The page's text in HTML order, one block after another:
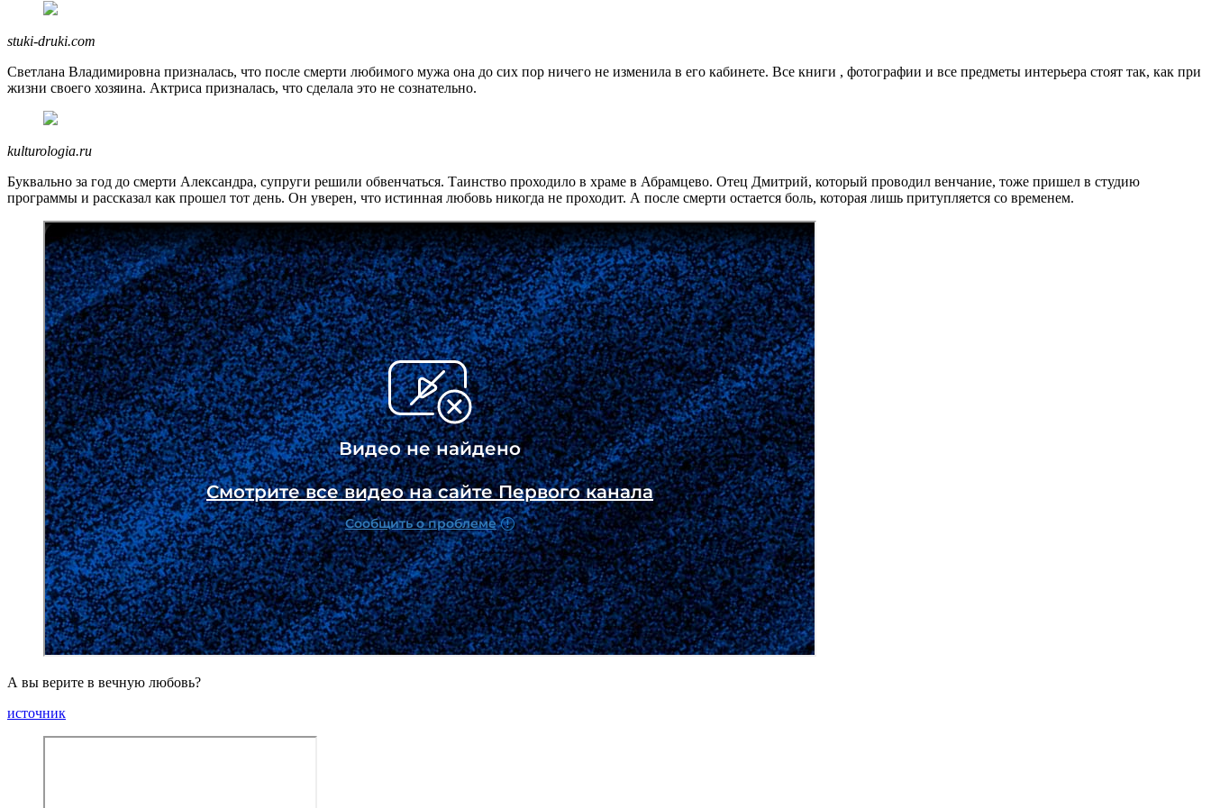
stuki-druki.com
Светлана Владимировна призналась, что после смерти любимого мужа она до сих пор ничего не изменила в его кабинете. Все книги , фотографии и все предметы интерьера стоят так, как при
жизни своего хозяина. Актриса призналась, что сделала это не сознательно.
kulturologia.ru
Буквально за год до смерти Александра, супруги решили обвенчаться. Таинство проходило в храме в Абрамцево. Отец Дмитрий, который проводил венчание, тоже пришел в студию
программы и рассказал как прошел тот день. Он уверен, что истинная любовь никогда не проходит. А после смерти остается боль, которая лишь притупляется со временем.
А вы верите в вечную любовь?
источник